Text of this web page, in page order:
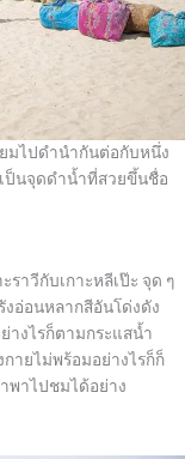
มไปดำนำกันต่อกับหนึ่ง
ป็นจุดดำน้ำที่สวยขึ้นชื่อ
ราวีกับเกาะหลีเป๊ะ จุด ๆ
งอ่อนหลากสีอันโด่งดัง
างไรก็ตามกระแสน้ำ
ายไม่พร้อมอย่างไรก็ก็
พาไปชมได้อย่าง